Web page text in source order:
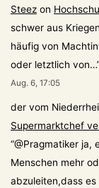
Steez on
schwer aus
häufig von
oder letztlich von…
Aug. 6, 17:05
der vom
Supermarktchef
“@Pragmatiker ja,
Menschen mehr
abzuleiten,dass